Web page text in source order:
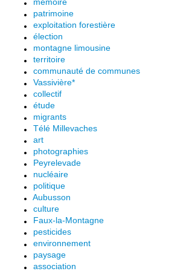
mémoire
patrimoine
exploitation forestière
élection
montagne limousine
territoire
communauté de communes
Vassivière*
collectif
étude
migrants
Télé Millevaches
art
photographies
Peyrelevade
nucléaire
politique
Aubusson
culture
Faux-la-Montagne
pesticides
environnement
paysage
association